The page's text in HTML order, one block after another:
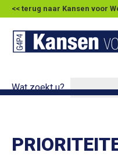
<< terug naar Kansen voor
Wat zoekt u?